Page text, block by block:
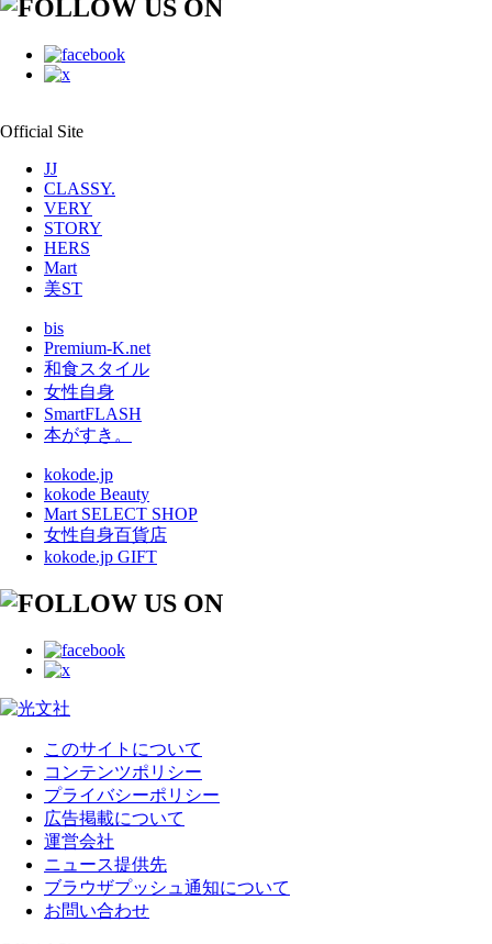
Official Site
JJ
CLASSY.
VERY
STORY
HERS
Mart
美ST
bis
Premium-K.net
和食スタイル
女性自身
SmartFLASH
本がすき。
kokode.jp
kokode Beauty
Mart SELECT SHOP
女性自身百貨店
kokode.jp GIFT
このサイトについて
コンテンツポリシー
プライバシーポリシー
広告掲載について
運営会社
ニュース提供先
ブラウザプッシュ通知について
お問い合わせ